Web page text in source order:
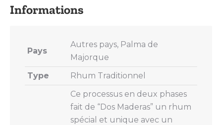
Pays
Autres pays, Palma de
Majorque
Type
Rhum Traditionnel
Ce processus en deux phases
fait de “Dos Maderas” un rhum
spécial et unique avec un